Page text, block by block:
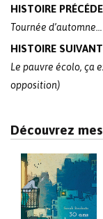
Post
navigation
HISTOIRE
Tournée
HISTOIRE
Le pauvre écolo, ça
opposition)
Découvrez